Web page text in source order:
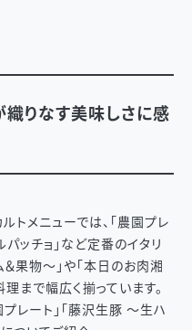
りなす美味しさに感
トメニューでは、「農園プレ
パッチョ」など定番のイタリ
果物～」や「本日のお肉湘
まで幅広く揃っています。
レート」「藤沢生豚 ～生ハ